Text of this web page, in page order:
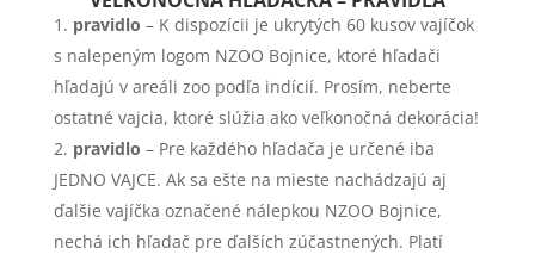
pravidlo – K dispozícii je ukrytých 60 kusov vajíčok
s nalepeným logom NZOO Bojnice, ktoré hľadači
hľadajú v areáli zoo podľa indícií. Prosím, neberte
ostatné vajcia, ktoré slúžia ako veľkonočná dekorácia!
pravidlo – Pre každého hľadača je určené iba
JEDNO VAJCE. Ak sa ešte na mieste nachádzajú aj
ďalšie vajíčka označené nálepkou NZOO Bojnice,
nechá ich hľadač pre ďalších zúčastnených. Platí